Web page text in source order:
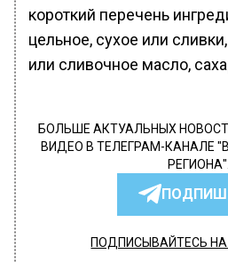
короткий перечень
цельное, сухое или
или сливочное масло,
БОЛЬШЕ АКТУАЛЬНЫХ
ВИДЕО В ТЕЛЕГРАМ-КАНАЛЕ
РЕГИОНА".
ПОДПИСЫВАЙТЕСЬ